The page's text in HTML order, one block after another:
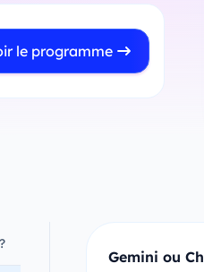
le programme
Gemini ou